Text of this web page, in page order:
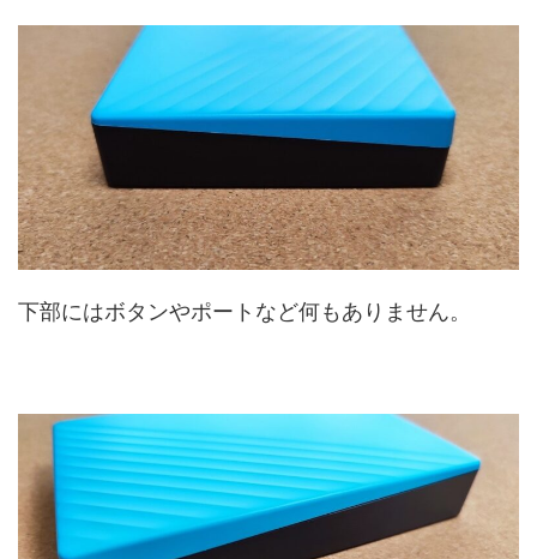
下部にはボタンやポートなど何もありません。